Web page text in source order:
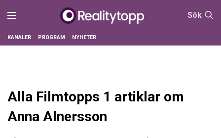
Sök
KANALER PROGRAM NYHETER
Alla Filmtopps 1 artiklar om
Anna Alnersson